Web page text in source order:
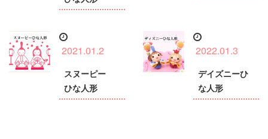
2021.01.2
スヌーピー
ひな人形
2022.01.3
デイズニーひ
な人形